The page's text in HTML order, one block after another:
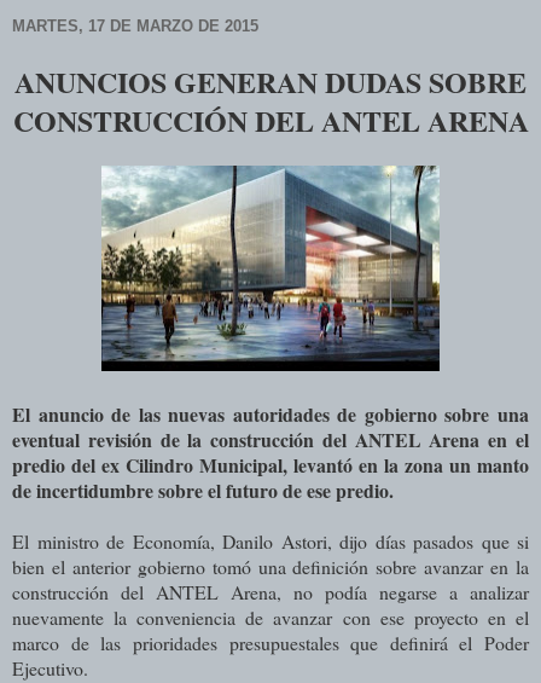
MARTES, 17 DE MARZO DE 2015
ANUNCIOS GENERAN DUDAS SOBRE
CONSTRUCCIÓN DEL ANTEL ARENA
El anuncio de las nuevas autoridades de gobierno sobre una
eventual revisión de la construcción del ANTEL Arena en el
predio del ex Cilindro Municipal, levantó en la zona un manto
de incertidumbre sobre el futuro de ese predio.
El ministro de Economía, Danilo Astori, dijo días pasados que si
bien el anterior gobierno tomó una definición sobre avanzar en la
construcción del ANTEL Arena, no podía negarse a analizar
nuevamente la conveniencia de avanzar con ese proyecto en el
marco de las prioridades presupuestales que definirá el Poder
Ejecutivo.